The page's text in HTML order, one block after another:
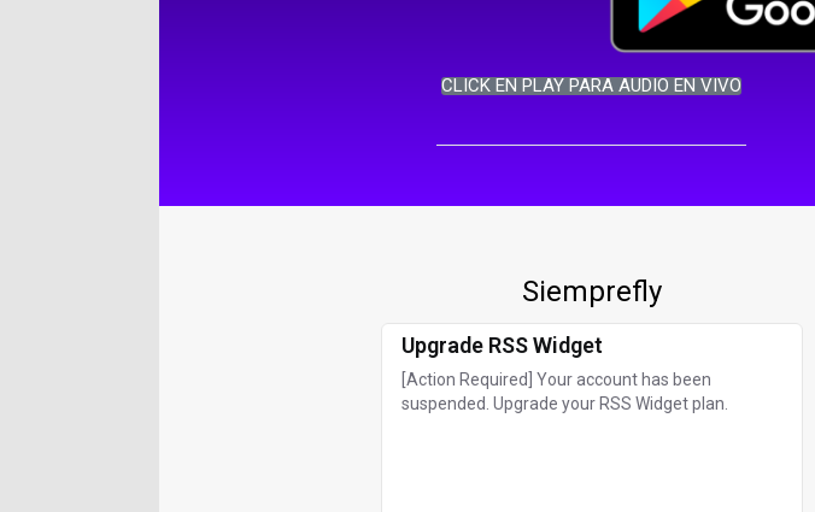
CLICK EN PLAY PARA AUDIO EN VIVO